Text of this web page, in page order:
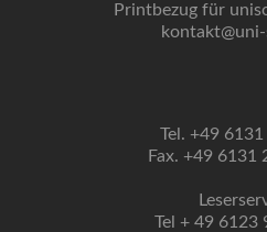
Printbezug für
Tel. +49
Fax. +49 6131
Tel + 49 6123